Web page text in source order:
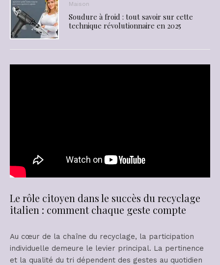
Maison
Soudure à froid : tout savoir sur cette
technique révolutionnaire en 2025
Le rôle citoyen dans le succès du recyclage
italien : comment chaque geste compte
Au cœur de la chaîne du recyclage, la participation
individuelle demeure le levier principal. La pertinence
et la qualité du tri dépendent des gestes au quotidien